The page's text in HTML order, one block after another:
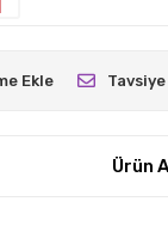
Ekle
Ürün